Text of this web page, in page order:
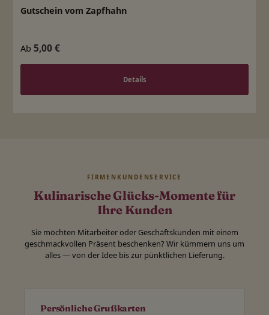
Gutschein vom Zapfhahn
Regulärer Preis:
Ab 5,00 €
Details
Kulinarische Glücks-Momente für
Ihre Kunden
FIRMENKUNDENSERVICE
Sie möchten Mitarbeiter oder Geschäftskunden mit einem
geschmackvollen Präsent beschenken? Wir kümmern uns um
alles — von der Idee bis zur pünktlichen Lieferung.
Persönliche Grußkarten